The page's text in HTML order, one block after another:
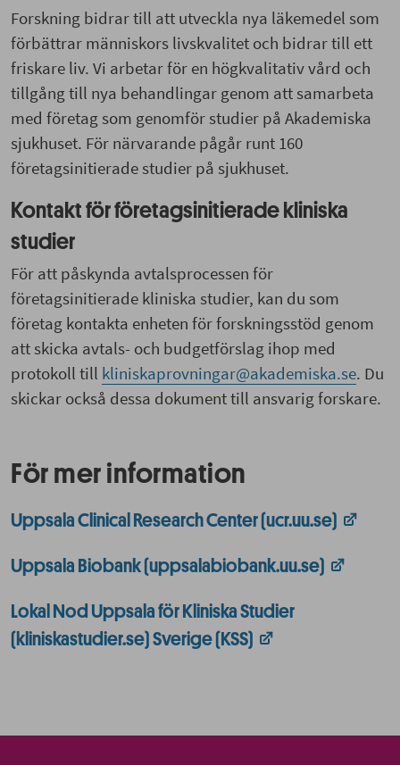
Forskning bidrar till att utveckla nya läkemedel som
förbättrar människors livskvalitet och bidrar till ett
friskare liv. Vi arbetar för en högkvalitativ vård och
tillgång till nya behandlingar genom att samarbeta
med företag som genomför studier på Akademiska
sjukhuset. För närvarande pågår runt 160
företagsinitierade studier på sjukhuset.
Kontakt för företagsinitierade kliniska
studier
För att påskynda avtalsprocessen för
företagsinitierade kliniska studier, kan du som
företag kontakta enheten för forskningsstöd genom
att skicka avtals- och budgetförslag ihop med
protokoll till kliniskaprovningar@akademiska.se. Du
skickar också dessa dokument till ansvarig forskare.
För mer information
Uppsala Clinical Research Center (ucr.uu.se)
Uppsala Biobank (uppsalabiobank.uu.se)
Lokal Nod Uppsala för Kliniska Studier
(kliniskastudier.se) Sverige (KSS)